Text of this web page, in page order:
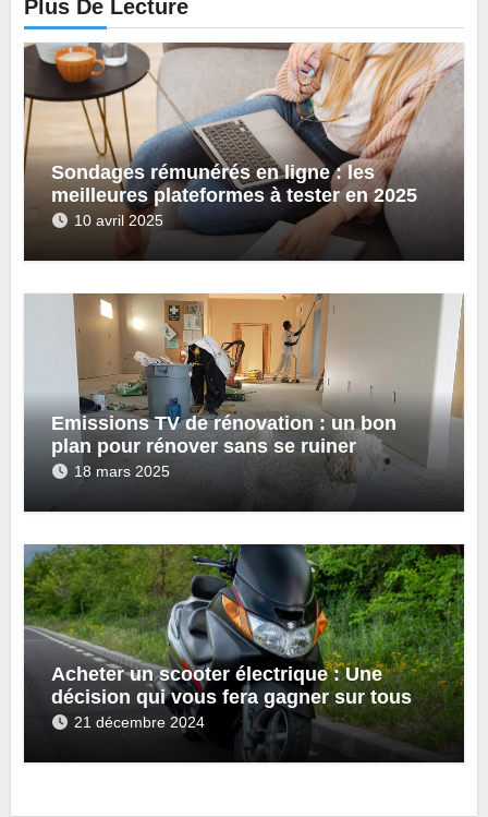
Plus De Lecture
Sondages rémunérés en ligne : les
meilleures plateformes à tester en 2025
10 avril 2025
Emissions TV de rénovation : un bon
plan pour rénover sans se ruiner
18 mars 2025
Acheter un scooter électrique : Une
décision qui vous fera gagner sur tous
les plans
21 décembre 2024